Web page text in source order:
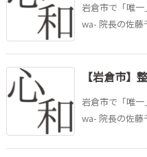
岩倉市で「唯
wa- 院長の佐藤
【岩倉市
岩倉市で「唯
wa- 院長の佐藤